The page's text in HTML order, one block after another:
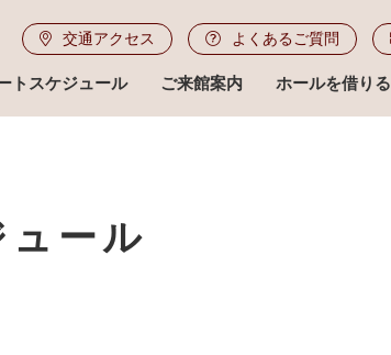
交通アクセス よくあるご質問
トスケジュール ご来館案内 ホールを借りる
ール